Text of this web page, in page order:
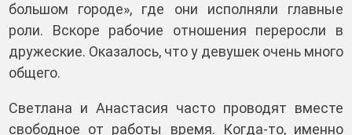
большом городе», где они исполняли главные
роли. Вскоре рабочие отношения переросли в
дружеские. Оказалось, что у девушек очень много
общего.
Светлана и Анастасия часто проводят вместе
свободное от работы время. Когда-то, именно